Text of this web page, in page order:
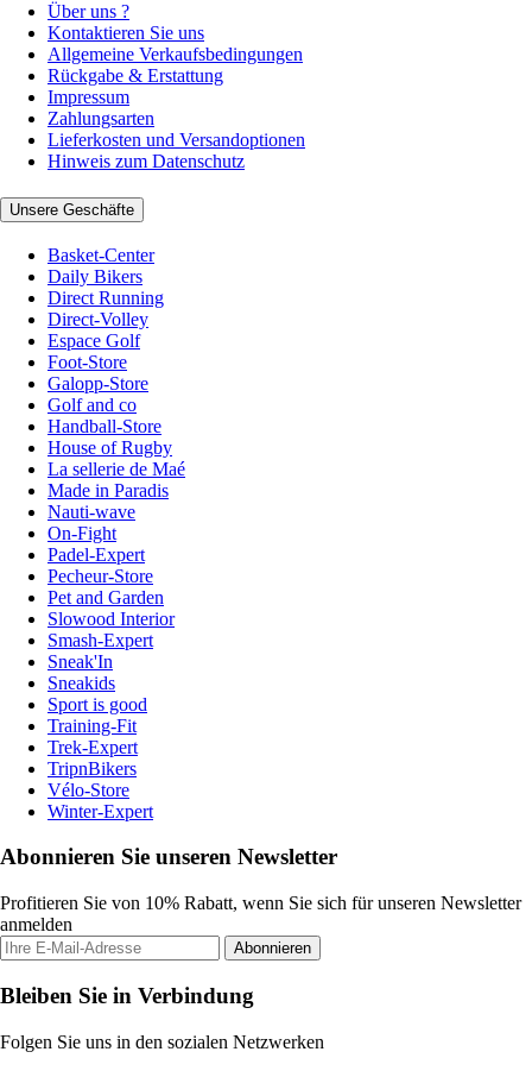
Über uns ?
Kontaktieren Sie uns
Allgemeine Verkaufsbedingungen
Rückgabe & Erstattung
Impressum
Zahlungsarten
Lieferkosten und Versandoptionen
Hinweis zum Datenschutz
Unsere Geschäfte
Basket-Center
Daily Bikers
Direct Running
Direct-Volley
Espace Golf
Foot-Store
Galopp-Store
Golf and co
Handball-Store
House of Rugby
La sellerie de Maé
Made in Paradis
Nauti-wave
On-Fight
Padel-Expert
Pecheur-Store
Pet and Garden
Slowood Interior
Smash-Expert
Sneak'In
Sneakids
Sport is good
Training-Fit
Trek-Expert
TripnBikers
Vélo-Store
Winter-Expert
Abonnieren Sie unseren Newsletter
Profitieren Sie von 10% Rabatt, wenn Sie sich für unseren Newsletter
anmelden
Abonnieren
Bleiben Sie in Verbindung
Folgen Sie uns in den sozialen Netzwerken